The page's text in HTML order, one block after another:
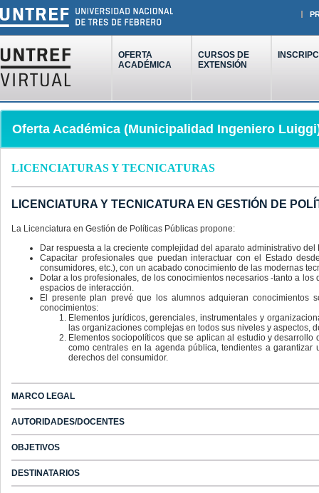
OFERTA
ACADÉMICA
CURSOS DE
EXTENSIÓN
Oferta Académica (Municipalidad Ingeniero
LICENCIATURAS Y TECNICATURAS
LICENCIATURA Y TECNICATURA EN GESTIÓN DE
La Licenciatura en Gestión de Políticas Públicas propone:
Dar respuesta a la creciente complejidad del aparato administrativo
Capacitar profesionales que puedan interactuar con el Estado
consumidores, etc.), con un acabado conocimiento de las modernas
Dotar a los profesionales, de los conocimientos necesarios -tanto a
espacios de interacción.
El presente plan prevé que los alumnos adquieran conocimientos
conocimientos:
Elementos jurídicos, gerenciales, instrumentales y
las organizaciones complejas en todos sus niveles y aspectos,
Elementos sociopolíticos que se aplican al estudio y
como centrales en la agenda pública, tendientes a
derechos del consumidor.
MARCO LEGAL
AUTORIDADES/DOCENTES
OBJETIVOS
DESTINATARIOS